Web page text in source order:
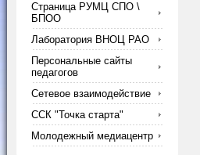
Страница РУМЦ СПО \
БПОО
Лаборатория ВНОЦ РАО
Персональные сайты
педагогов
Сетевое взаимодействие
ССК "Точка старта"
Молодежный медиацентр